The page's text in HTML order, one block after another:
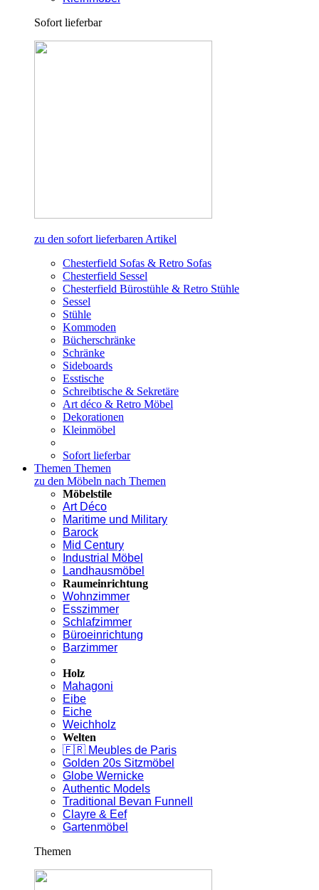
Sofort lieferbar
zu den sofort lieferbaren Artikel
Chesterfield Sofas & Retro Sofas
Chesterfield Sessel
Chesterfield Bürostühle & Retro Stühle
Sessel
Stühle
Kommoden
Bücherschränke
Schränke
Sideboards
Esstische
Schreibtische & Sekretäre
Art déco & Retro Möbel
Dekorationen
Kleinmöbel
Sofort lieferbar
Themen Themen
zu den Möbeln nach Themen
Möbelstile
Art Déco
Maritime und Military
Barock
Mid Century
Industrial Möbel
Landhausmöbel
Raumeinrichtung
Wohnzimmer
Esszimmer
Schlafzimmer
Büroeinrichtung
Barzimmer
Holz
Mahagoni
Eibe
Eiche
Weichholz
Welten
🇫🇷 Meubles de Paris
Golden 20s Sitzmöbel
Globe Wernicke
Authentic Models
Traditional Bevan Funnell
Clayre & Eef
Gartenmöbel
Themen